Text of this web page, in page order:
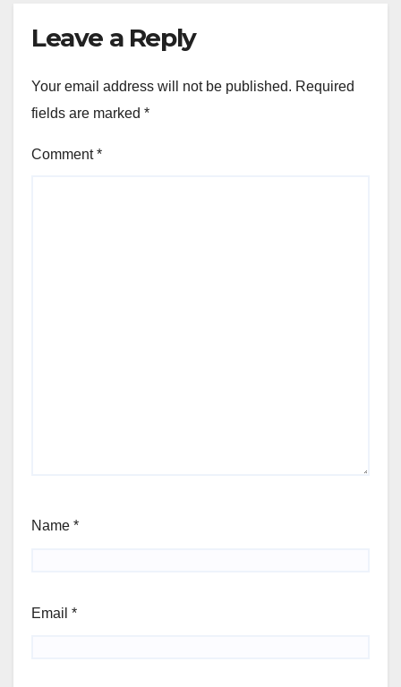
Leave a Reply
Your email address will not be published. Required
fields are marked *
Comment*
Name *
Email *